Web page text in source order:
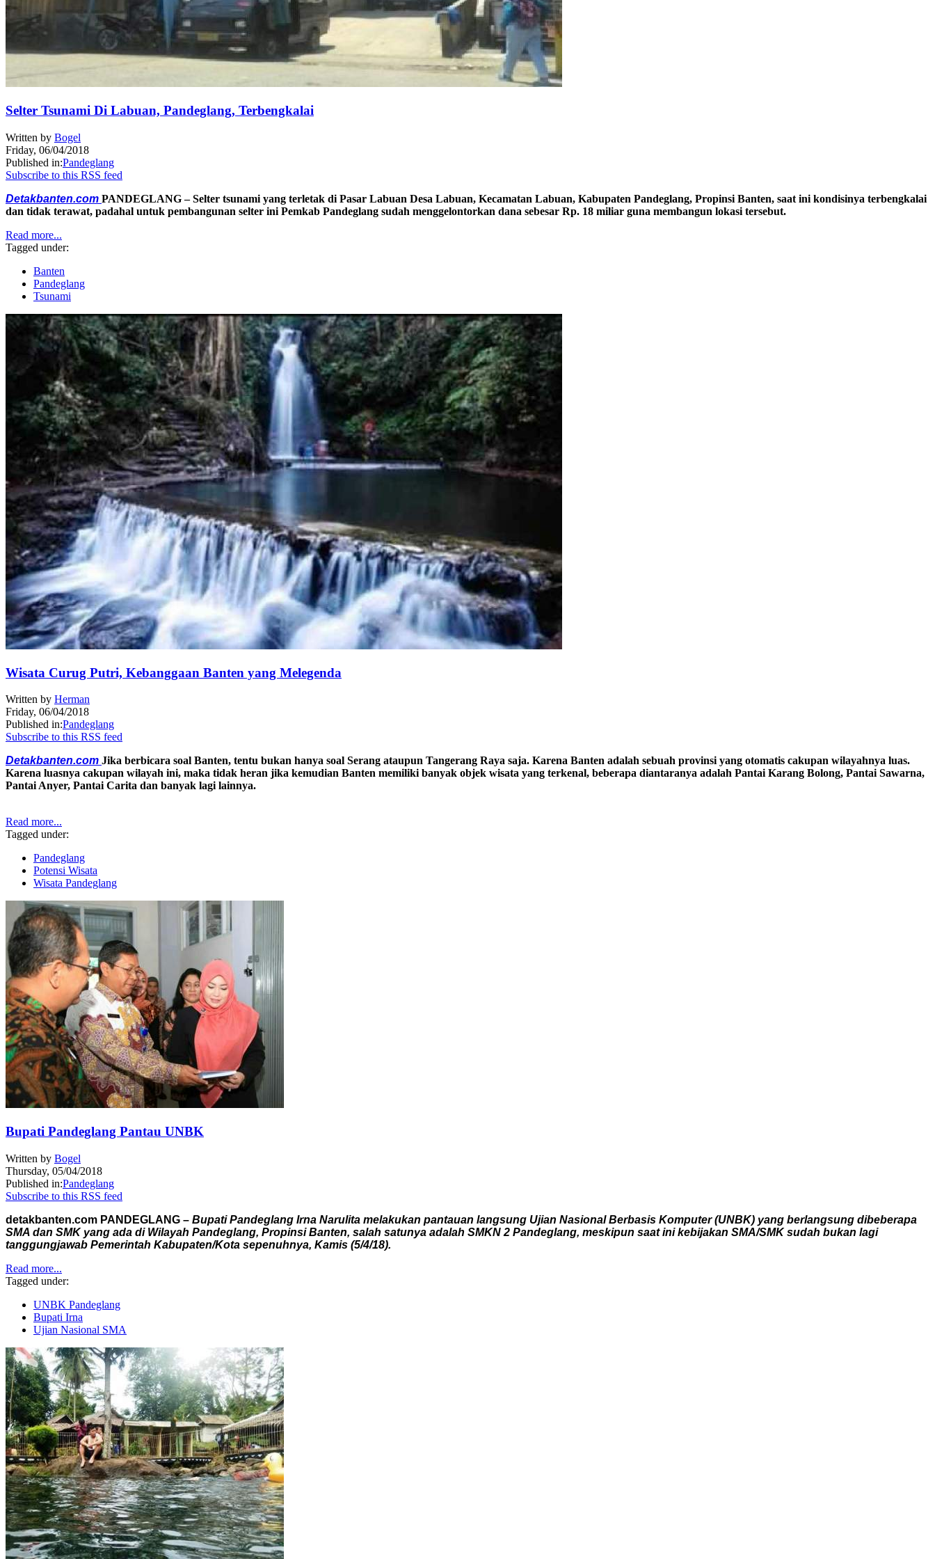
Selter Tsunami Di Labuan, Pandeglang, Terbengkalai
Written by Bogel
Friday, 06/04/2018
Published in:Pandeglang
Subscribe to this RSS feed
Detakbanten.com PANDEGLANG – Selter tsunami yang terletak di Pasar Labuan Desa Labuan, Kecamatan Labuan, Kabupaten Pandeglang, Propinsi Banten, saat ini kondisinya terbengkalai
dan tidak terawat, padahal untuk pembangunan selter ini Pemkab Pandeglang sudah menggelontorkan dana sebesar Rp. 18 miliar guna membangun lokasi tersebut.
Read more...
Tagged under:
Banten
Pandeglang
Tsunami
Wisata Curug Putri, Kebanggaan Banten yang Melegenda
Written by Herman
Friday, 06/04/2018
Published in:Pandeglang
Subscribe to this RSS feed
Detakbanten.com Jika berbicara soal Banten, tentu bukan hanya soal Serang ataupun Tangerang Raya saja. Karena Banten adalah sebuah provinsi yang otomatis cakupan wilayahnya luas.
Karena luasnya cakupan wilayah ini, maka tidak heran jika kemudian Banten memiliki banyak objek wisata yang terkenal, beberapa diantaranya adalah Pantai Karang Bolong, Pantai Sawarna,
Pantai Anyer, Pantai Carita dan banyak lagi lainnya.
Read more...
Tagged under:
Pandeglang
Potensi Wisata
Wisata Pandeglang
Bupati Pandeglang Pantau UNBK
Written by Bogel
Thursday, 05/04/2018
Published in:Pandeglang
Subscribe to this RSS feed
detakbanten.com PANDEGLANG – Bupati Pandeglang Irna Narulita melakukan pantauan langsung Ujian Nasional Berbasis Komputer (UNBK) yang berlangsung dibeberapa
SMA dan SMK yang ada di Wilayah Pandeglang, Propinsi Banten, salah satunya adalah SMKN 2 Pandeglang, meskipun saat ini kebijakan SMA/SMK sudah bukan lagi
tanggungjawab Pemerintah Kabupaten/Kota sepenuhnya, Kamis (5/4/18).
Read more...
Tagged under:
UNBK Pandeglang
Bupati Irna
Ujian Nasional SMA